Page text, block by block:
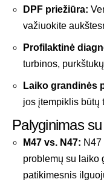
DPF priežiūra:
važiuokite
Profilaktinė
turbinos,
Laiko grandinės
jos įtempiklis būtų
Palyginimas
M47 vs. N47:
problemų su laiko
patikimesnis